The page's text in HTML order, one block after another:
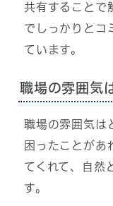
共有することで
でしっかりとコ
ています。
職場の雰囲気
職場の雰囲気は
困ったことがあ
てくれて、自然
す。